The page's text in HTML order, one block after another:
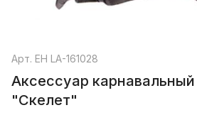
Арт. EH LA-161028
Аксессуар
"Скелет"